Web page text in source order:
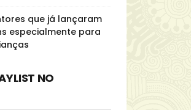
que já lançaram
especialmente para
NO